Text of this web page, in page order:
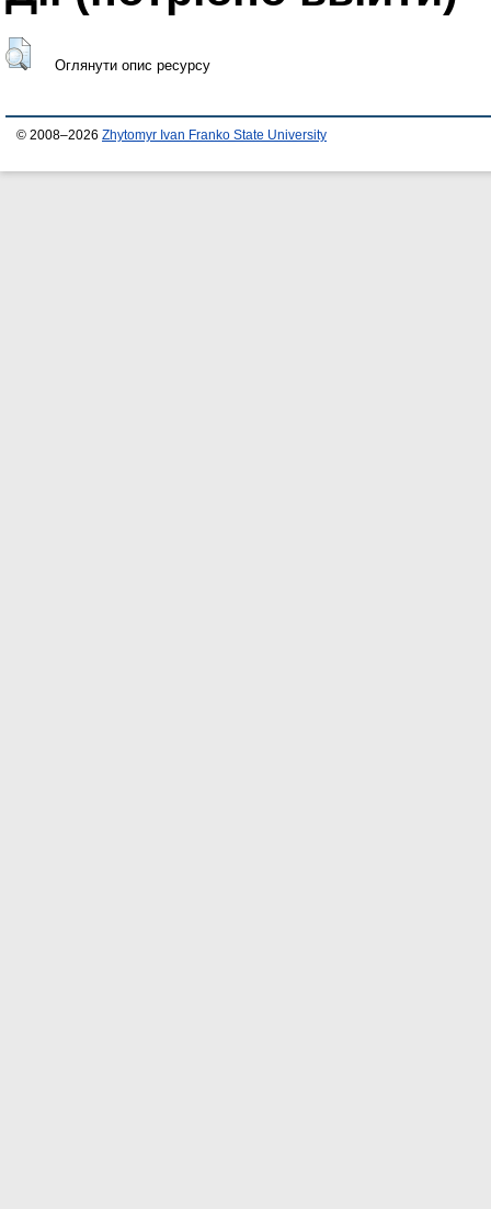
Оглянути опис ресурсу
© 2008–2026 Zhytomyr Ivan Franko State University